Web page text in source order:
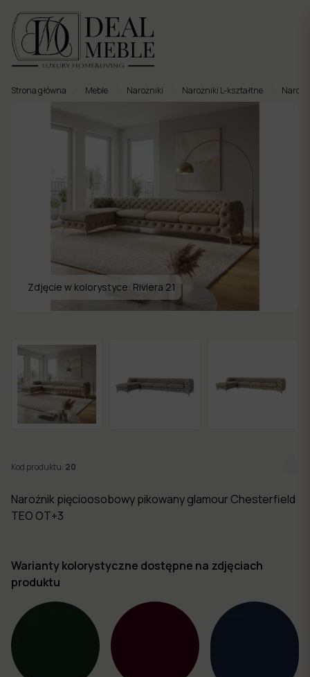
twarde
Nowości
Kolekcje
mebli
Strona główna Meble Narożniki Narożniki L-kształtne
Zdjęcie w kolorystyce: Riviera 21
Kod produktu: 20
Narożnik pięcioosobowy pikowany glamour Chesterfield
TEO OT+3
Warianty kolorystyczne dostępne na zdjęciach
produktu